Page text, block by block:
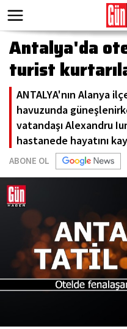
Antalya'da
turist
ANTALYA'nın Alanya
havuzunda
vatandaşı Alexandru
hastanede hayatını
ABONE OL